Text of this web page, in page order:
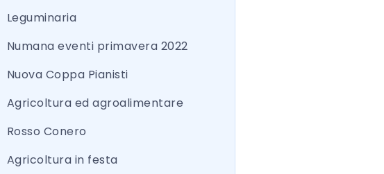
Leguminaria
Numana eventi primavera 2022
Nuova Coppa Pianisti
Agricoltura ed agroalimentare
Rosso Conero
Agricoltura in festa